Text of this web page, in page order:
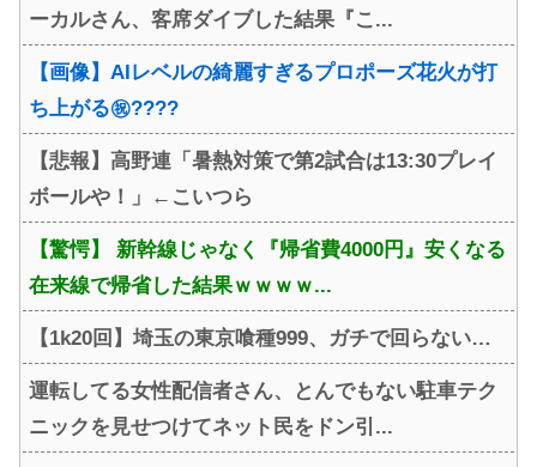
ーカルさん、客席ダイブした結果『こ...
【画像】AIレベルの綺麗すぎるプロポーズ花火が打
ち上がる㊗????
【悲報】高野連「暑熱対策で第2試合は13:30プレイ
ボールや！」←こいつら
【驚愕】 新幹線じゃなく『帰省費4000円』安くなる
在来線で帰省した結果ｗｗｗｗ...
【1k20回】埼玉の東京喰種999、ガチで回らない…
運転してる女性配信者さん、とんでもない駐車テク
ニックを見せつけてネット民をドン引...